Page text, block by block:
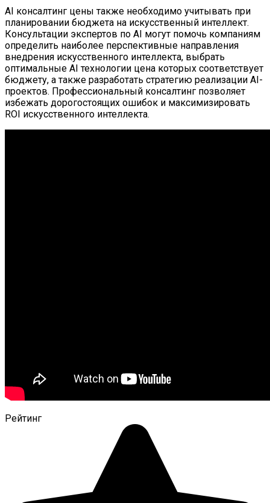
AI консалтинг цены также необходимо учитывать при
планировании бюджета на искусственный интеллект.
Консультации экспертов по AI могут помочь компаниям
определить наиболее перспективные направления
внедрения искусственного интеллекта, выбрать
оптимальные AI технологии цена которых соответствует
бюджету, а также разработать стратегию реализации AI-
проектов. Профессиональный консалтинг позволяет
избежать дорогостоящих ошибок и максимизировать
ROI искусственного интеллекта.
Рейтинг